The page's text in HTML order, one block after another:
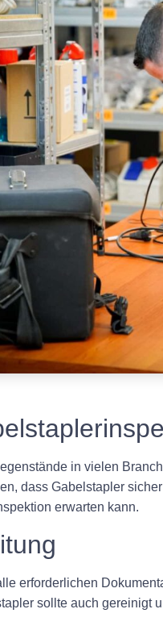
in vielen
dass Gabelstapler
erwarten kann.
erforderlichen
sollte auch